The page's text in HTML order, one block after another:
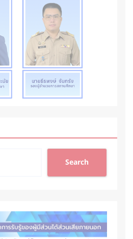
Search